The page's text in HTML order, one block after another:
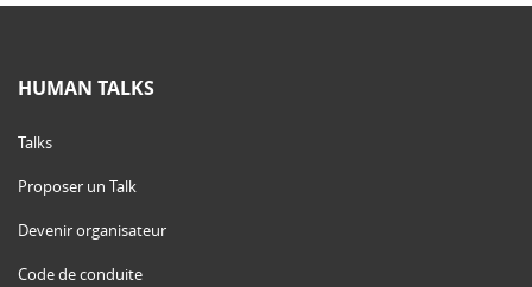
HUMAN TALKS
Talks
Proposer un Talk
Devenir organisateur
Code de conduite